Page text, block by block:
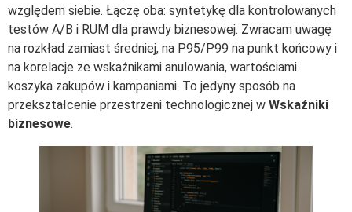
względem siebie. Łączę oba: syntetykę dla kontrolowanych
testów A/B i RUM dla prawdy biznesowej. Zwracam uwagę
na rozkład zamiast średniej, na P95/P99 na punkt końcowy i
na korelacje ze wskaźnikami anulowania, wartościami
koszyka zakupów i kampaniami. To jedyny sposób na
przekształcenie przestrzeni technologicznej w Wskaźniki
biznesowe.